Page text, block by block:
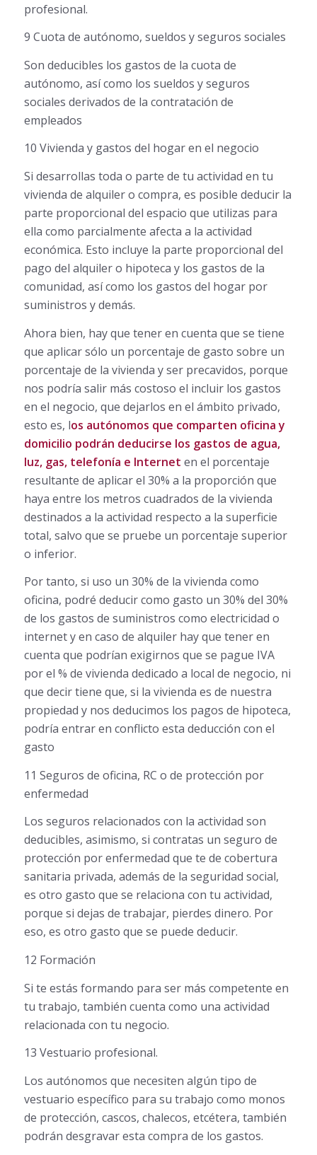
profesional.
9 Cuota de autónomo, sueldos y seguros sociales
Son deducibles los gastos de la cuota de
autónomo, así como los sueldos y seguros
sociales derivados de la contratación de
empleados
10 Vivienda y gastos del hogar en el negocio
Si desarrollas toda o parte de tu actividad en tu
vivienda de alquiler o compra, es posible deducir la
parte proporcional del espacio que utilizas para
ella como parcialmente afecta a la actividad
económica. Esto incluye la parte proporcional del
pago del alquiler o hipoteca y los gastos de la
comunidad, así como los gastos del hogar por
suministros y demás.
Ahora bien, hay que tener en cuenta que se tiene
que aplicar sólo un porcentaje de gasto sobre un
porcentaje de la vivienda y ser precavidos, porque
nos podría salir más costoso el incluir los gastos
en el negocio, que dejarlos en el ámbito privado,
esto es, los autónomos que comparten oficina y
domicilio podrán deducirse los gastos de agua,
luz, gas, telefonía e Internet en el porcentaje
resultante de aplicar el 30% a la proporción que
haya entre los metros cuadrados de la vivienda
destinados a la actividad respecto a la superficie
total, salvo que se pruebe un porcentaje superior
o inferior.
Por tanto, si uso un 30% de la vivienda como
oficina, podré deducir como gasto un 30% del 30%
de los gastos de suministros como electricidad o
internet y en caso de alquiler hay que tener en
cuenta que podrían exigirnos que se pague IVA
por el % de vivienda dedicado a local de negocio, ni
que decir tiene que, si la vivienda es de nuestra
propiedad y nos deducimos los pagos de hipoteca,
podría entrar en conflicto esta deducción con el
gasto
11 Seguros de oficina, RC o de protección por
enfermedad
Los seguros relacionados con la actividad son
deducibles, asimismo, si contratas un seguro de
protección por enfermedad que te de cobertura
sanitaria privada, además de la seguridad social,
es otro gasto que se relaciona con tu actividad,
porque si dejas de trabajar, pierdes dinero. Por
eso, es otro gasto que se puede deducir.
12 Formación
Si te estás formando para ser más competente en
tu trabajo, también cuenta como una actividad
relacionada con tu negocio.
13 Vestuario profesional.
Los autónomos que necesiten algún tipo de
vestuario específico para su trabajo como monos
de protección, cascos, chalecos, etcétera, también
podrán desgravar esta compra de los gastos.